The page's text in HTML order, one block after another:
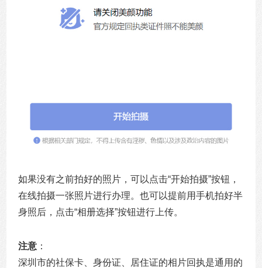
如果没有之前拍好的照片，可以点击“开始拍摄”按钮，
在线拍摄一张照片进行办理。也可以提前用手机拍好半
身照后，点击“相册选择”按钮进行上传。
注意 ：
深圳市的社保卡、身份证、居住证的相片回执是通用的